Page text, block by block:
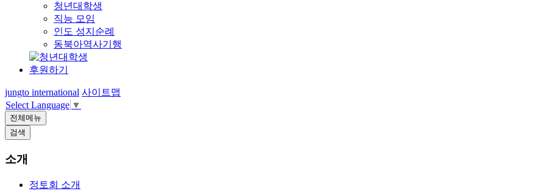
청년대학생
직능 모임
인도 성지순례
동북아역사기행
후원하기
jungto international 사이트맵
Select Language ▼
전체메뉴
검색
소개
정토회 소개